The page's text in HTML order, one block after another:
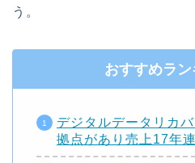
う。
おすすめラ
デジタルデータリカ
拠点があり売上17年